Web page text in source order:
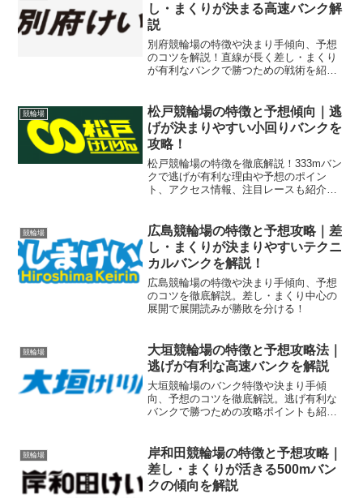
し・まくりが決まる高速バンク解
説
別府競輪場の特徴や決まり手傾向、予想
のコツを解説！直線が長く差し・まくり
が有利なバンクで勝つための戦術を紹
競輪場
松戸競輪場の特徴と予想傾向｜逃
げが決まりやすい小回りバンクを
攻略！
松戸競輪場の特徴を徹底解説！333mバン
クで逃げが有利な理由や予想のポイン
ト、アクセス情報、注目レースも紹介し
競輪場
広島競輪場の特徴と予想攻略｜差
し・まくりが決まりやすいテクニ
カルバンクを解説！
広島競輪場の特徴や決まり手傾向、予想
のコツを徹底解説。差し・まくり中心の
展開で展開読みが勝敗を分ける！
競輪場
大垣競輪場の特徴と予想攻略法｜
逃げが有利な高速バンクを解説
大垣競輪場のバンク特徴や決まり手傾
向、予想のコツを徹底解説。逃げ有利な
バンクで勝つための攻略ポイントも紹
競輪場
岸和田競輪場の特徴と予想攻略｜
差し・まくりが活きる500mバン
クの傾向を解説